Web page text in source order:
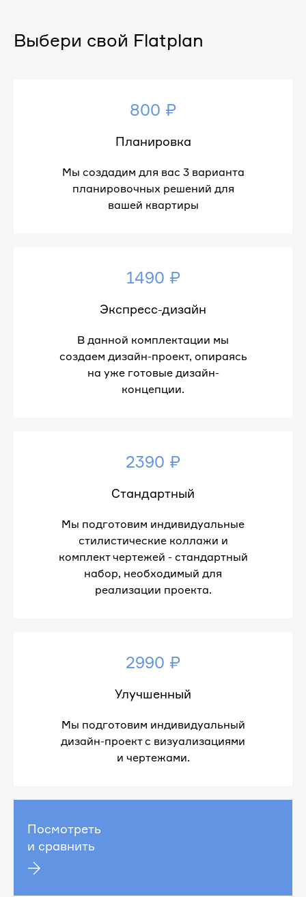
Выбери свой Flatplan
800 ₽
Планировка
Мы создадим для вас 3 варианта
планировочных решений для
вашей квартиры
1490 ₽
Экспресс-дизайн
В данной комплектации мы
создаем дизайн-проект, опираясь
на уже готовые дизайн-
концепции.
2390 ₽
Стандартный
Мы подготовим индивидуальные
стилистические коллажи и
комплект чертежей - стандартный
набор, необходимый для
реализации проекта.
2990 ₽
Улучшенный
Мы подготовим индивидуальный
дизайн-проект с визуализациями
и чертежами.
Посмотреть
и сравнить